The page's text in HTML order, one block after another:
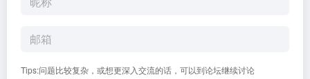
Tips:问题比较复杂，或想更深入交流的话，可以到论坛继续讨论